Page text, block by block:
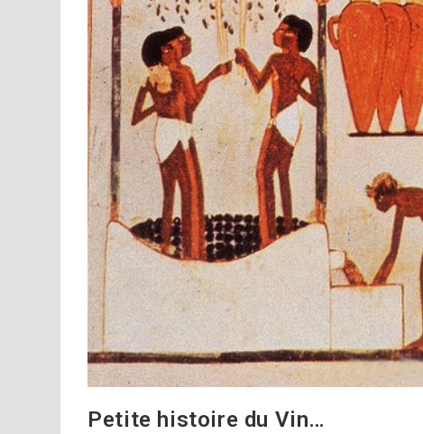
Petite histoire du Vin…